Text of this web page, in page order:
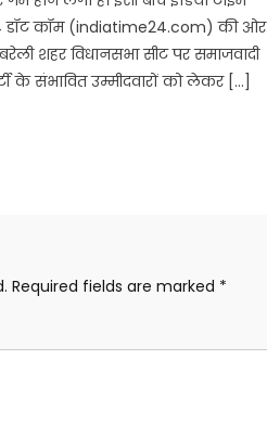
डॉट कॉम (indiatime24.com) की ओर
शहर विधानसभा सीट पर समाजवादी
के संभावित उम्मीदवारों को लेकर […]
Required fields are marked *